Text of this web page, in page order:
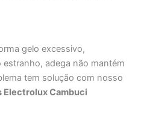
gelo excessivo,
adega não mantém
tem solução com nosso
Cambuci